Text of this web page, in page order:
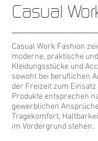
Casual
Casual Work Fashion
moderne, praktische
Kleidungsstücke und
sowohl bei beruflichen
der Freizeit zum
Produkte entsprechen
gewerblichen
Tragekomfort,
im Vordergrund stehen.